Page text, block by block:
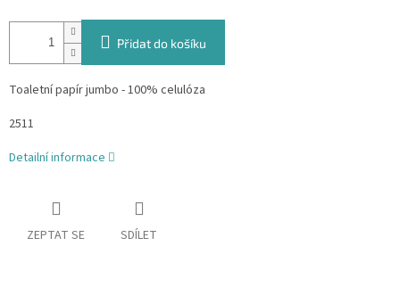
Přidat do košíku
Toaletní papír jumbo - 100% celulóza
2511
Detailní informace
ZEPTAT SE SDÍLET